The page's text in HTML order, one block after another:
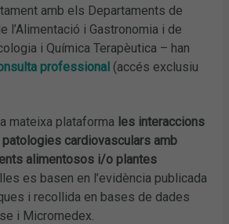
amb els Departaments de
l’Alimentació i Gastronomia i de
i Química Terapèutica – han
professional (accés exclusiu
mateixa plataforma les interaccions
patologies cardiovasculars amb
alimentosos i/o plantes
es basen en l’evidència publicada
i recollida en bases de dades
i Micromedex